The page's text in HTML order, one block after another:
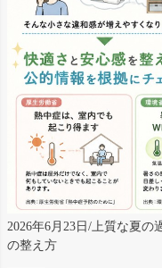
2026年6月23日/上質な夏の
の整え方